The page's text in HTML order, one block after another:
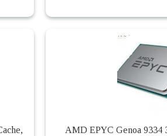
AMD EPYC Genoa 9334